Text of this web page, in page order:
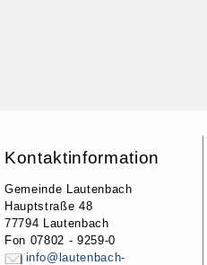
Kontaktinformation
Gemeinde Lautenbach
Hauptstraße 48
77794 Lautenbach
Fon 07802 - 9259-0
info@lautenbach-